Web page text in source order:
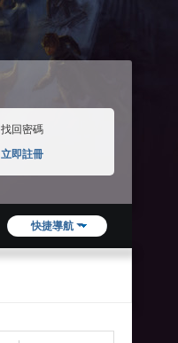
找回密碼
立即註冊
快捷導航